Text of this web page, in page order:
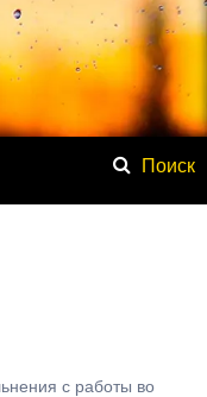
с работы во